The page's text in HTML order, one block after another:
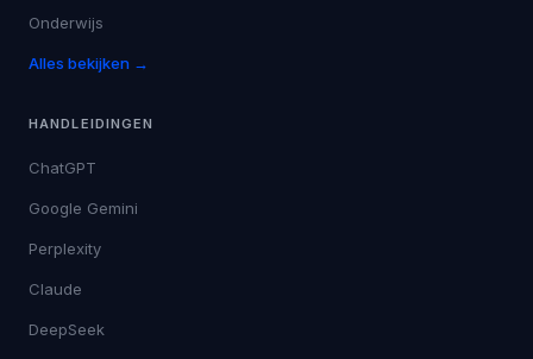
Onderwijs
Alles bekijken →
HANDLEIDINGEN
ChatGPT
Google Gemini
Perplexity
Claude
DeepSeek